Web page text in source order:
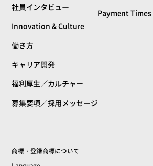
社員インタビュー
Innovation & Culture
働き方
キャリア開発
福利厚生／カルチャー
募集要項／採用メッセージ
Payment Times
商標・登録商標について